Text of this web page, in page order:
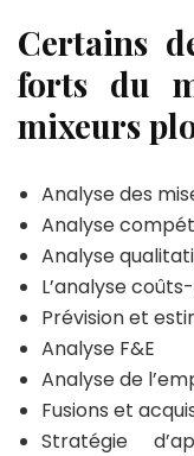
Certains
forts du
mixeurs
Analyse des
Analyse
Analyse
L’analyse
Prévision et
Analyse F&E
Analyse de
Fusions et
Stratégie